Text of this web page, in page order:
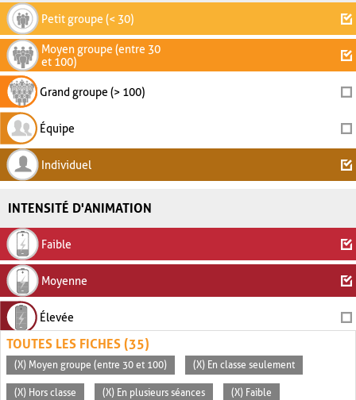
Petit groupe (< 30)
Moyen groupe (entre 30
et 100)
Grand groupe (> 100)
Équipe
Individuel
INTENSITÉ D'ANIMATION
Faible
Moyenne
Élevée
TOUTES LES FICHES (35)
(X) Moyen groupe (entre 30 et 100) (X) En classe seulement
(X) Hors classe (X) En plusieurs séances (X) Faible